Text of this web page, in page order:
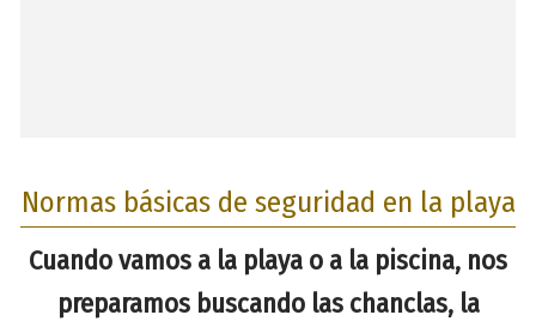
Normas básicas de seguridad en la playa
Cuando vamos a la playa o a la piscina, nos
preparamos buscando las chanclas, la